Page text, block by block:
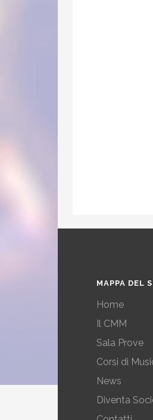
MAPPA DEL
Home
Il CMM
Sala Prove
Corsi di
News
Diventa